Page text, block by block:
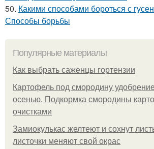
50. Какими способами бороться с
Способы борьбы
Популярные материалы
Как выбрать саженцы гортензии
Картофель под смородину
осенью. Подкормка смородины
очистками
Замиокулькас желтеют и сохнут
листочки меняют свой окрас